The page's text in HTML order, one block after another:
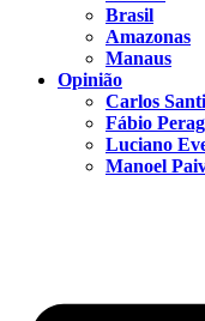
Brasil
Amazonas
Manaus
Opinião
Carlos
Fábio
Luciano
Manoel